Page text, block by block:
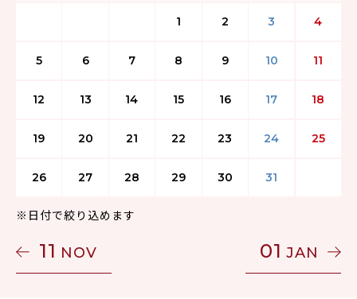
11 NOV
1 2 3 4
5 6 7 8 9 10 11
12 13 14 15 16 17 18
19 20 21 22 23 24 25
26 27 28 29 30 31
※日付で絞り込めます
01 JAN